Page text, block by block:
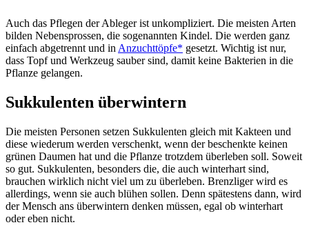
Auch das Pflegen der Ableger ist unkompliziert. Die meisten Arten
bilden Nebensprossen, die sogenannten Kindel. Die werden ganz
einfach abgetrennt und in Anzuchttöpfe* gesetzt. Wichtig ist nur,
dass Topf und Werkzeug sauber sind, damit keine Bakterien in die
Pflanze gelangen.
Sukkulenten überwintern
Die meisten Personen setzen Sukkulenten gleich mit Kakteen und
diese wiederum werden verschenkt, wenn der beschenkte keinen
grünen Daumen hat und die Pflanze trotzdem überleben soll. Soweit
so gut. Sukkulenten, besonders die, die auch winterhart sind,
brauchen wirklich nicht viel um zu überleben. Brenzliger wird es
allerdings, wenn sie auch blühen sollen. Denn spätestens dann, wird
der Mensch ans überwintern denken müssen, egal ob winterhart
oder eben nicht.